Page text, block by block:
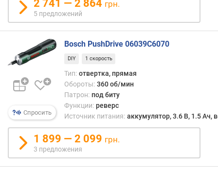
и
ч
е
с
в
о
д
о
в
(
у
д
/
2 741 — 2 864 грн.
5 предложений
Спросить
Bosch PushDrive 06039C6070
DIY 1 скорость
Тип: отвертка, прямая
Обороты: 360 об/мин
Патрон: под биту
Функции: реверс
Источник питания: аккумулятор, 3.6 В, 1.5 Ач,
1 899 — 2 099 грн.
3 предложения